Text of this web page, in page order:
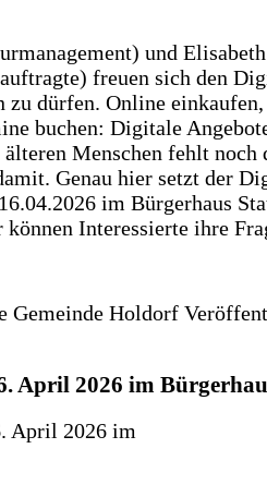
und
freuen sich den
zu dürfen. Online
buchen: Digitale
Menschen fehlt noch
Genau hier setzt der
im Bürgerhaus
Interessierte ihre
Gemeinde Holdorf
April 2026 im